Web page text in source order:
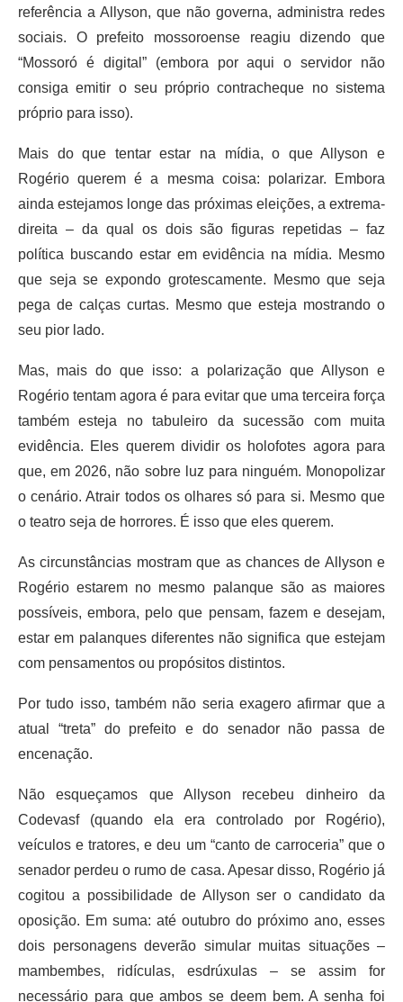
referência a Allyson, que não governa, administra redes
sociais. O prefeito mossoroense reagiu dizendo que
“Mossoró é digital” (embora por aqui o servidor não
consiga emitir o seu próprio contracheque no sistema
próprio para isso).
Mais do que tentar estar na mídia, o que Allyson e
Rogério querem é a mesma coisa: polarizar. Embora
ainda estejamos longe das próximas eleições, a extrema-
direita – da qual os dois são figuras repetidas – faz
política buscando estar em evidência na mídia. Mesmo
que seja se expondo grotescamente. Mesmo que seja
pega de calças curtas. Mesmo que esteja mostrando o
seu pior lado.
Mas, mais do que isso: a polarização que Allyson e
Rogério tentam agora é para evitar que uma terceira força
também esteja no tabuleiro da sucessão com muita
evidência. Eles querem dividir os holofotes agora para
que, em 2026, não sobre luz para ninguém. Monopolizar
o cenário. Atrair todos os olhares só para si. Mesmo que
o teatro seja de horrores. É isso que eles querem.
As circunstâncias mostram que as chances de Allyson e
Rogério estarem no mesmo palanque são as maiores
possíveis, embora, pelo que pensam, fazem e desejam,
estar em palanques diferentes não significa que estejam
com pensamentos ou propósitos distintos.
Por tudo isso, também não seria exagero afirmar que a
atual “treta” do prefeito e do senador não passa de
encenação.
Não esqueçamos que Allyson recebeu dinheiro da
Codevasf (quando ela era controlado por Rogério),
veículos e tratores, e deu um “canto de carroceria” que o
senador perdeu o rumo de casa. Apesar disso, Rogério já
cogitou a possibilidade de Allyson ser o candidato da
oposição. Em suma: até outubro do próximo ano, esses
dois personagens deverão simular muitas situações –
mambembes, ridículas, esdrúxulas – se assim for
necessário para que ambos se deem bem. A senha foi